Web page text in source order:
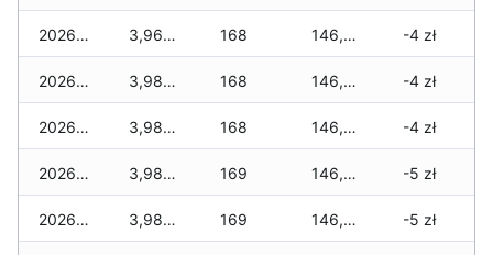
2026-05-27 3,966 zł 168 146,797 zł -4 zł
2026-05-26 3,986 zł 168 146,751 zł -4 zł
2026-05-25 3,986 zł 168 146,571 zł -4 zł
2026-05-24 3,986 zł 169 146,429 zł -5 zł
2026-05-23 3,986 zł 169 146,369 zł -5 zł